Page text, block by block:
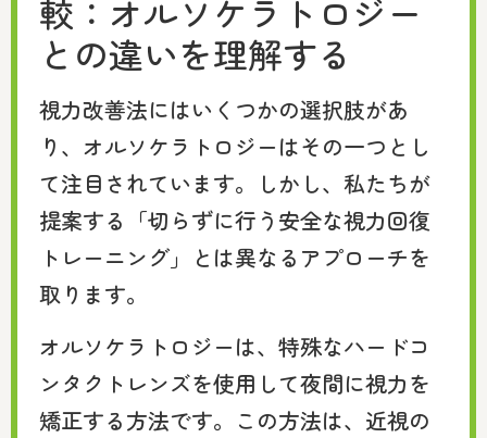
較：オルソケラトロジー
との違いを理解する
視力改善法にはいくつかの選択肢があ
り、オルソケラトロジーはその一つとし
て注目されています。しかし、私たちが
提案する「切らずに行う安全な視力回復
トレーニング」とは異なるアプローチを
取ります。
オルソケラトロジーは、特殊なハードコ
ンタクトレンズを使用して夜間に視力を
矯正する方法です。この方法は、近視の